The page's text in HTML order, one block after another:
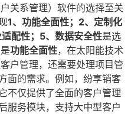
关系管理）软件的选择至关
1、功能全面性；2、定制化
配性；5、数据安全性是选
功能全面性，在太阳能技术
户管理，还需要处理项目管
面的需求。例如，纷享销客
不仅提供了全面的客户管理
服务模块，支持大中型客户